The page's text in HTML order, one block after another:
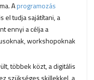
Aprogramozás
el tudja sajátítani, a
ennyi a célja a
workshopoknak
többek közt, a digitális